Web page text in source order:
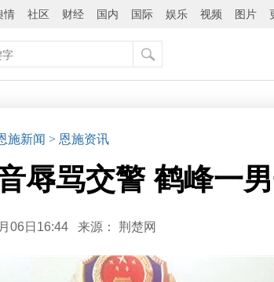
情 社区 财经 国内 国际 娱乐 视频 图片
施新闻 > 恩施资讯
辱骂交警 鹤峰一
06日16:44 来源： 荆楚网